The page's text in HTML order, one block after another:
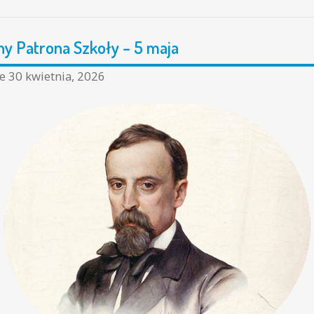
Patrona Szkoły – 5 maja
30 kwietnia, 2026